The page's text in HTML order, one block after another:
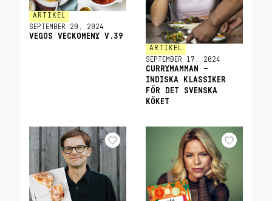
ARTIKEL
SEPTEMBER 20, 2024
VEGOS VECKOMENY V.39
ARTIKEL
SEPTEMBER 17, 2024
CURRYMAMMAN –
INDISKA KLASSIKER
FÖR DET SVENSKA
KÖKET